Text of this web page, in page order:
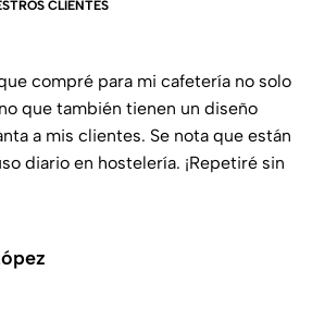
CLIENTES
compré para mi cafetería no solo
que también tienen un diseño
a mis clientes. Se nota que están
diario en hostelería. ¡Repetiré sin